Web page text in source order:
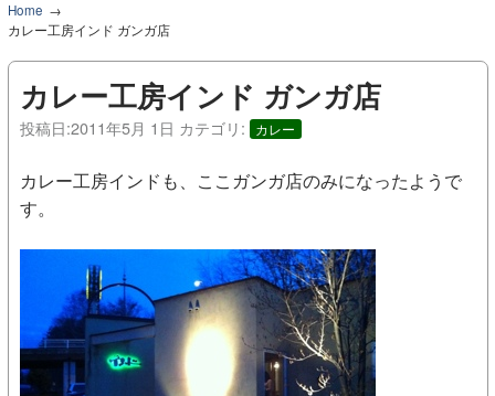
Home
カレー工房インド ガンガ店
カレー工房インド ガンガ店
投稿日:2011年5月 1日 カテゴリ: カレー
カレー工房インドも、ここガンガ店のみになったようで
す。